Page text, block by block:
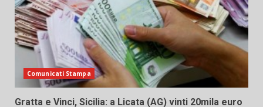
Comunicati Stampa
Gratta e Vinci, Sicilia: a Licata (AG) vinti 20mila euro